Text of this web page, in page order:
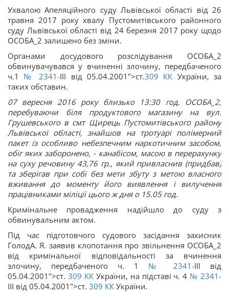
Ухвалою Апеляційного суду Львівської області від 26
травня 2017 року хвалу Пустомитівського районного
суду Львівської області від 24 березня 2017 року щодо
ОСОБА_2 залишено без зміни.
Органами досудового розслідування ОСОБА_2
обвинувачувався у вчиненні злочину, передбаченого
ч.1 № 2341-III від 05.04.2001">ст.309 КК України, за
таких обставин.
07 вересня 2016 року близько 13:30 год. ОСОБА_2,
перебуваючи біля продуктового магазину на вул.
Грушевського в смт Щирець Пустомитівського району
Львівської області, знайшов на тротуарі полімерний
пакет із особливо небезпечним наркотичним засобом,
обіг яких заборонено, - канабісом, масою в перерахунку
на суху речовину 43,76 гр., який привласнив (придбав)
та зберігав при собі без мети збуту з метою власного
вживання до моменту його виявлення і вилучення
працівниками міліції цього ж дня о 15.05 год.
Кримінальне провадження надійшло до суду з
обвинувальним актом.
Під час підготовчого судового засідання захисник
ГолодА. Я. заявив клопотання про звільнення ОСОБА_2
від кримінальної відповідальності за вчинення
злочину, передбаченого ч. 1 № 2341-III від
05.04.2001">ст. 309 ККУкраїни, на підставі ч. 4 № 2341-
III від 05.04.2001">ст. 309 КК України.